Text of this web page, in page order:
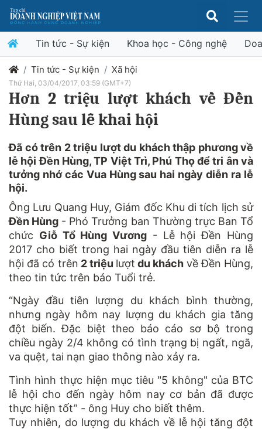
Tin tức - Sự kiện Khoa học - Công nghệ
Tin tức - Sự kiện Xã hội
Thứ Hai, 03/04/2017, 03:59 (GMT+7)
Hơn 2 triệu lượt khách về Đền
Hùng sau lễ khai hội
Đã có trên 2 triệu lượt du khách thập phương về
lễ hội Đền Hùng, TP Việt Trì, Phú Thọ để tri ân và
tưởng nhớ các Vua Hùng sau hai ngày diễn ra lễ
hội.
Ông Lưu Quang Huy, Giám đốc Khu di tích lịch sử
Đền Hùng - Phó Trưởng ban Thường trực Ban Tổ
chức Giỗ Tổ Hùng Vương - Lễ hội Đền Hùng
2017 cho biết trong hai ngày đầu tiên diễn ra lễ
hội đã có trên 2 triệu lượt du khách về Đền Hùng,
theo tin tức trên báo Tuổi trẻ.
“Ngày đầu tiên lượng du khách bình thường,
nhưng ngày hôm nay lượng du khách gia tăng
đột biến. Đặc biệt theo báo cáo sơ bộ trong
chiều ngày 2/4 không có tình trạng bị ngất, ngã,
va quệt, tai nạn giao thông nào xảy ra.
Tình hình thực hiện mục tiêu "5 không" của BTC
lễ hội cho đến ngày hôm nay cơ bản đã được
thực hiện tốt” - ông Huy cho biết thêm.
Tuy nhiên, do lượng du khách về lễ hội tăng đột